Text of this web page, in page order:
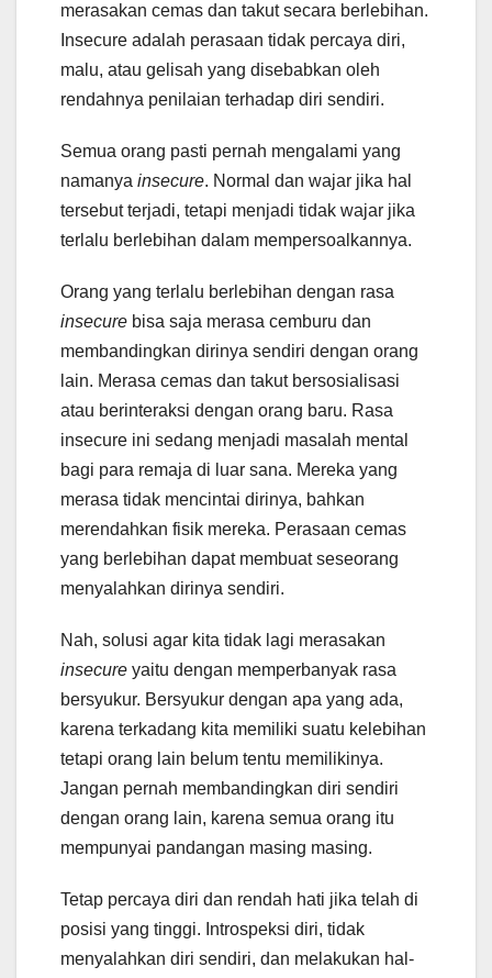
merasakan cemas dan takut secara berlebihan.
Insecure adalah perasaan tidak percaya diri,
malu, atau gelisah yang disebabkan oleh
rendahnya penilaian terhadap diri sendiri.
Semua orang pasti pernah mengalami yang
namanya insecure. Normal dan wajar jika hal
tersebut terjadi, tetapi menjadi tidak wajar jika
terlalu berlebihan dalam mempersoalkannya.
Orang yang terlalu berlebihan dengan rasa
insecure bisa saja merasa cemburu dan
membandingkan dirinya sendiri dengan orang
lain. Merasa cemas dan takut bersosialisasi
atau berinteraksi dengan orang baru. Rasa
insecure ini sedang menjadi masalah mental
bagi para remaja di luar sana. Mereka yang
merasa tidak mencintai dirinya, bahkan
merendahkan fisik mereka. Perasaan cemas
yang berlebihan dapat membuat seseorang
menyalahkan dirinya sendiri.
Nah, solusi agar kita tidak lagi merasakan
insecure yaitu dengan memperbanyak rasa
bersyukur. Bersyukur dengan apa yang ada,
karena terkadang kita memiliki suatu kelebihan
tetapi orang lain belum tentu memilikinya.
Jangan pernah membandingkan diri sendiri
dengan orang lain, karena semua orang itu
mempunyai pandangan masing masing.
Tetap percaya diri dan rendah hati jika telah di
posisi yang tinggi. Introspeksi diri, tidak
menyalahkan diri sendiri, dan melakukan hal-